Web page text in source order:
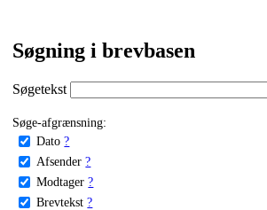
Søgning i brevbasen
Søgetekst
Søge-afgrænsning:
Dato ?
Afsender ?
Modtager ?
Brevtekst ?